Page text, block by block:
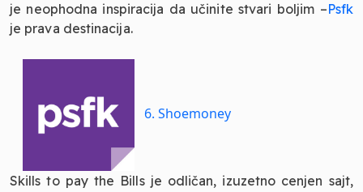
je neophodna inspiracija da učinite stvari boljim –Psfk
je prava destinacija.
6. Shoemoney
Skills to pay the Bills je odličan, izuzetno cenjen sajt,